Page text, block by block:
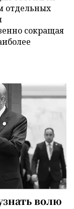
отдельных
сокращая
волю